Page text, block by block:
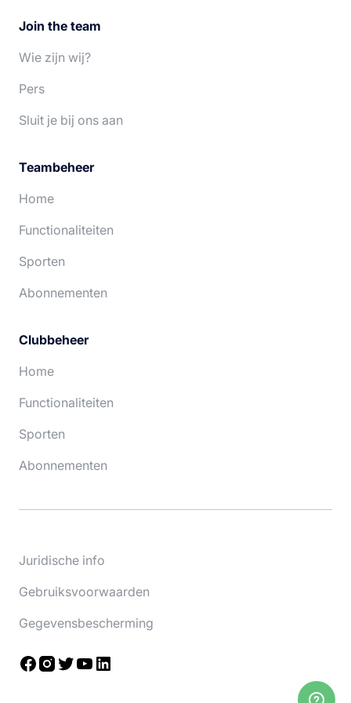
Join the team
Wie zijn wij?
Pers
Sluit je bij ons aan
Teambeheer
Home
Functionaliteiten
Sporten
Abonnementen
Clubbeheer
Home
Functionaliteiten
Sporten
Abonnementen
Juridische info
Gebruiksvoorwaarden
Gegevensbescherming
Facebook
Instagram
TwitterYouTube